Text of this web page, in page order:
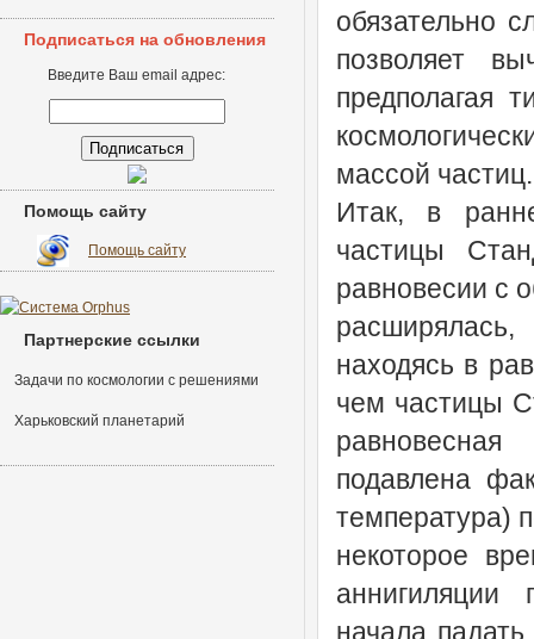
обязательно
позволяет
предполагая
массой
Итак, в
частицы
равновесии с
находясь в
чем частицы
подавлена
температура)
некоторое
аннигиляции
начала
Подписаться на обновления
Введите Ваш email адрес:
Помощь сайту
Помощь сайту
Партнерские ссылки
Задачи по космологии с решениями
Харьковский планетарий